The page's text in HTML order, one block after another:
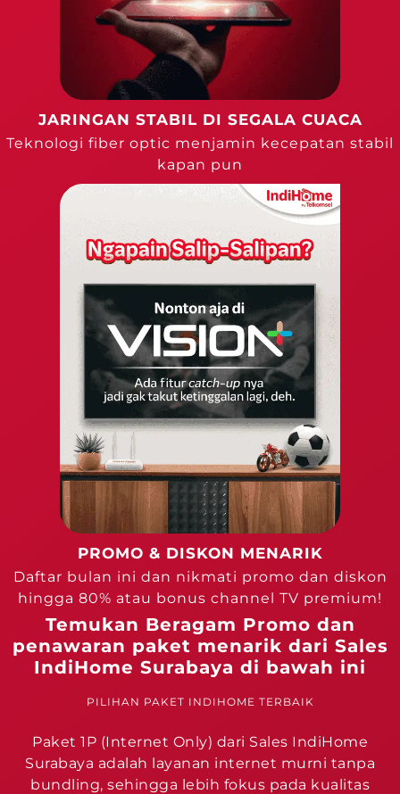
JARINGAN STABIL DI SEGALA CUACA
Teknologi fiber optic menjamin kecepatan stabil
kapan pun
PROMO & DISKON MENARIK
Daftar bulan ini dan nikmati promo dan diskon
hingga 80% atau bonus channel TV premium!
Temukan Beragam Promo dan
penawaran paket menarik dari Sales
IndiHome Surabaya di bawah ini
PILIHAN PAKET INDIHOME TERBAIK
Paket 1P (Internet Only) dari Sales IndiHome
Surabaya adalah layanan internet murni tanpa
bundling, sehingga lebih fokus pada kualitas